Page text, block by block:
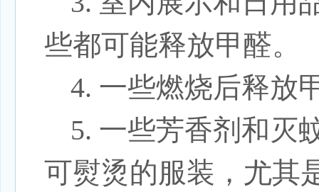
些都可能释放甲醛。
4. 一些燃烧后释放
5. 一些芳香剂和灭
可熨烫的服装，尤其